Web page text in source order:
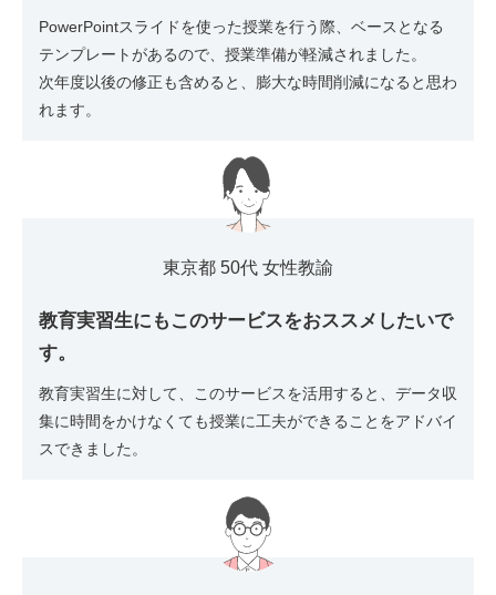
PowerPointスライドを使った授業を行う際、ベースとなる
テンプレートがあるので、授業準備が軽減されました。
次年度以後の修正も含めると、膨大な時間削減になると思わ
れます。
東京都 50代 女性教諭
教育実習生にもこのサービスをおススメしたいで
す。
教育実習生に対して、このサービスを活用すると、データ収
集に時間をかけなくても授業に工夫ができることをアドバイ
スできました。